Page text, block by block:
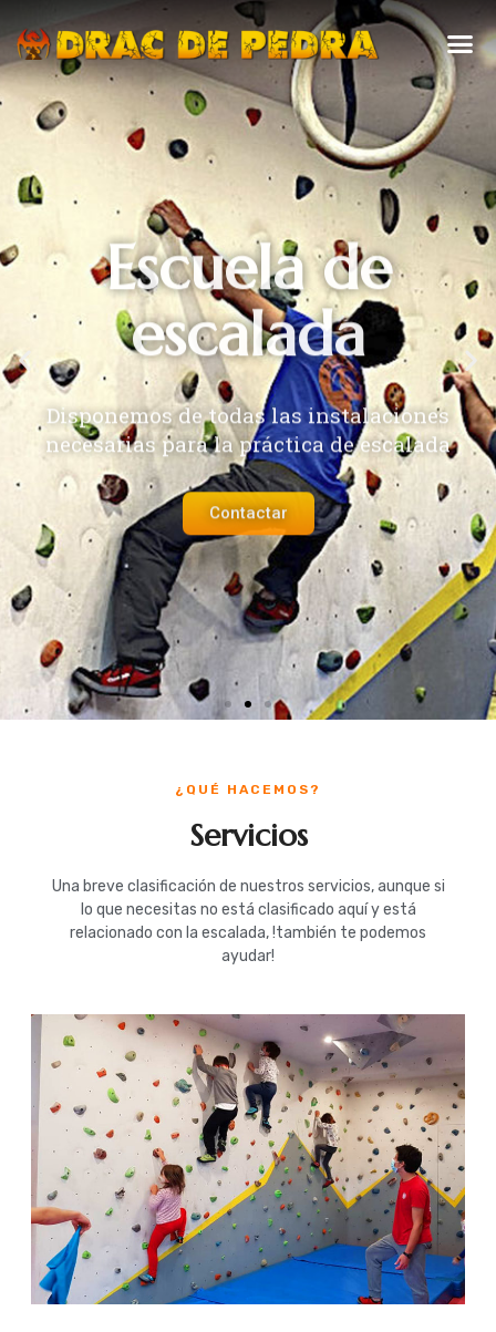
Escuela de
escalada
Disponemos de todas las instalaciones
necesarias para la práctica de escalada
Contactar
¿QUÉ HACEMOS?
Servicios
Una breve clasificación de nuestros servicios, aunque si
lo que necesitas no está clasificado aquí y está
relacionado con la escalada, !también te podemos
ayudar!